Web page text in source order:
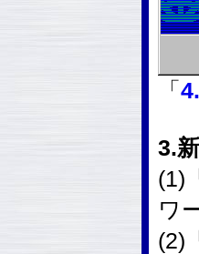
「
3.
(1)
ワ
(2)